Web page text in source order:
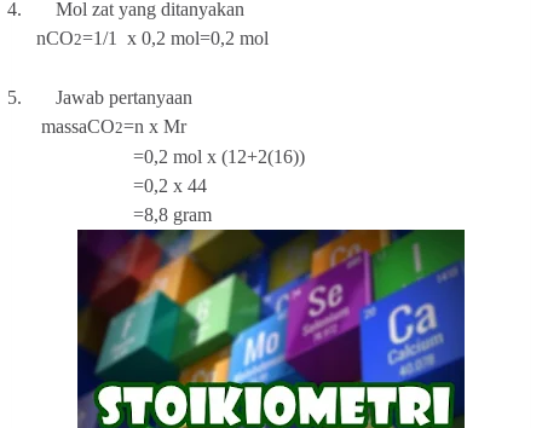
4.
Mol zat yang ditanyakan
nCO2=1/1 x 0,2 mol=0,2 mol
5.
Jawab pertanyaan
massaCO2=n x Mr
=0,2 mol x (12+2(16))
=0,2 x 44
=8,8 gram